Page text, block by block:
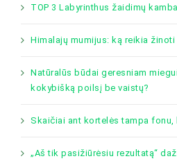
TOP 3 Labyrinthus žaidimų
Himalajų mumijus: ką reikia
Natūralūs būdai geresniam
kokybišką poilsį be vaistų?
Skaičiai ant kortelės tampa
„Aš tik pasižiūrėsiu rezultatą“